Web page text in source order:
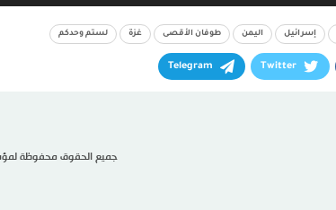
إسرائيل اليمن طوفان الأقصى غزة لستم وحدكم
Twitter
Telegram
جميع الحقوق محفوظة